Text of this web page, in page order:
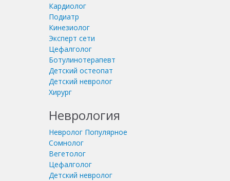
Кардиолог
Подиатр
Кинезиолог
Эксперт сети
Цефалголог
Ботулинотерапевт
Детский остеопат
Детский невролог
Хирург
Неврология
Невролог Популярное
Сомнолог
Вегетолог
Цефалголог
Детский невролог